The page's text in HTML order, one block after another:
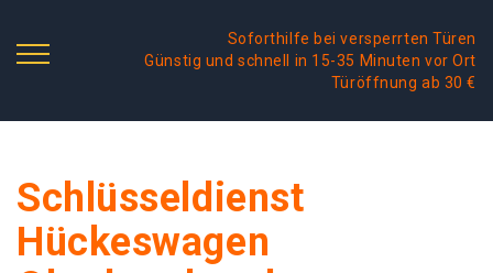
Soforthilfe bei versperrten Türen
Günstig und schnell in 15-35 Minuten vor Ort
Türöffnung ab 30 €
Schlüsseldienst
Hückeswagen